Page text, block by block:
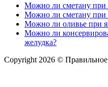
Можно ли сметану при
Можно ли сметану при
Можно ли оливье при
Можно ли
желудка?
Copyright 2026 ©